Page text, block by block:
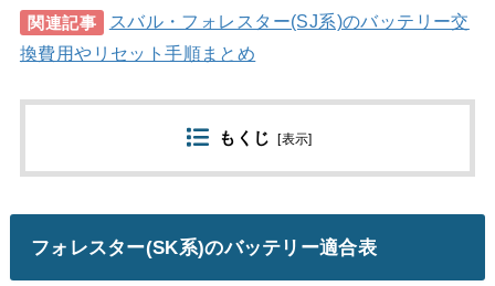
関連記事
スバル・フォレスター(SJ系)のバッテリー交
換費用やリセット手順まとめ
もくじ [表示]
フォレスター(SK系)のバッテリー適合表